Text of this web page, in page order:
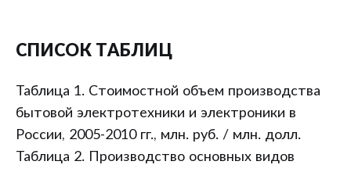
СПИСОК ТАБЛИЦ
Таблица 1. Стоимостной объем производства
бытовой электротехники и электроники в
России, 2005-2010 гг., млн. руб. / млн. долл.
Таблица 2. Производство основных видов